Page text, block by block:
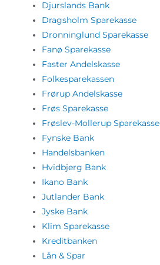
Djurslands Bank
Dragsholm Sparekasse
Dronninglund Sparekasse
Fanø Sparekasse
Faster Andelskasse
Folkesparekassen
Frørup Andelskasse
Frøs Sparekasse
Frøslev-Mollerup Sparekasse
Fynske Bank
Handelsbanken
Hvidbjerg Bank
Ikano Bank
Jutlander Bank
Jyske Bank
Klim Sparekasse
Kreditbanken
Lån & Spar